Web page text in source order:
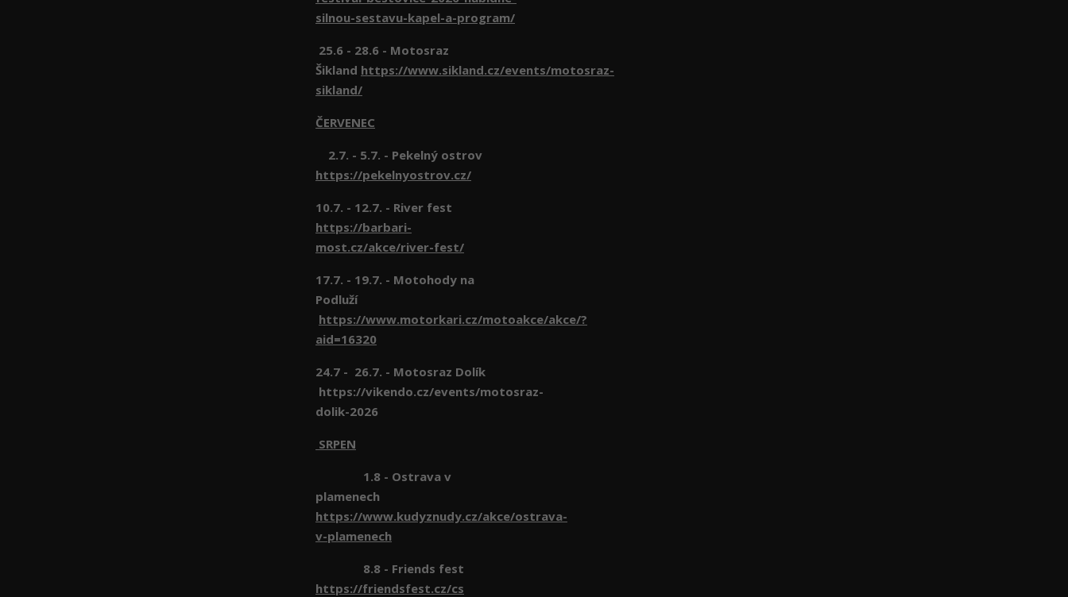
silnou-sestavu-kapel-a-program/
25.6 - 28.6 - Motosraz
Šikland https://www.sikland.cz/events/motosraz-
sikland/
ČERVENEC
2.7. - 5.7. - Pekelný ostrov
https://pekelnyostrov.cz/
10.7. - 12.7. - River fest
https://barbari-
most.cz/akce/river-fest/
17.7. - 19.7. - Motohody na
Podluží
https://www.motorkari.cz/motoakce/akce/?
aid=16320
24.7 - 26.7. - Motosraz Dolík
https://vikendo.cz/events/motosraz-
dolik-2026
SRPEN
1.8 - Ostrava v
plamenech
https://www.kudyznudy.cz/akce/ostrava-
v-plamenech
8.8 - Friends fest
https://friendsfest.cz/cs